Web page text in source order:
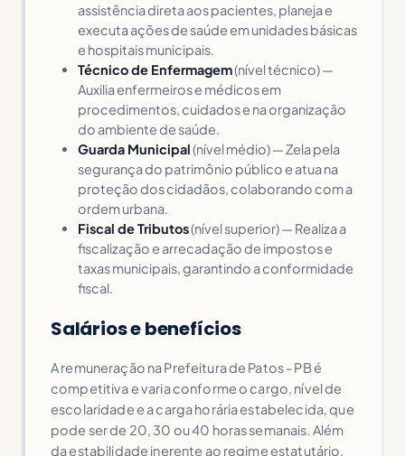
assistência direta aos pacientes, planeja e
executa ações de saúde em unidades básicas
e hospitais municipais.
Técnico de Enfermagem(nível técnico) —
Auxilia enfermeiros e médicos em
procedimentos, cuidados e na organização
do ambiente de saúde.
Guarda Municipal(nível médio) — Zela pela
segurança do patrimônio público e atua na
proteção dos cidadãos, colaborando com a
ordem urbana.
Fiscal de Tributos(nível superior) — Realiza a
fiscalização e arrecadação de impostos e
taxas municipais, garantindo a conformidade
fiscal.
Salários e benefícios
A remuneração na Prefeitura de Patos - PB é
competitiva e varia conforme o cargo, nível de
escolaridade e a carga horária estabelecida, que
pode ser de 20, 30 ou 40 horas semanais. Além
da estabilidade inerente ao regime estatutário,